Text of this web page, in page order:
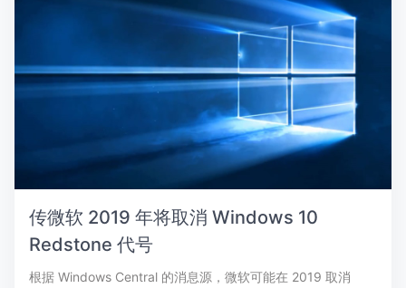
传微软 2019 年将取消 Windows 10
Redstone 代号
根据 Windows Central 的消息源，微软可能在 2019 取消